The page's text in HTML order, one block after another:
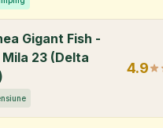
Gigant Fish -
23 (Delta
4.9